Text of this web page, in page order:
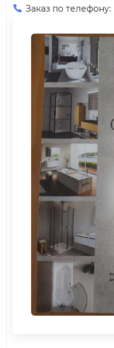
Заказ по телефону: